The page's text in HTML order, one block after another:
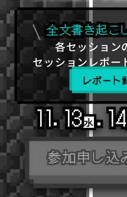
全文書き起こ
各セッション
セッションレポー
レポート
11.13 水 .14